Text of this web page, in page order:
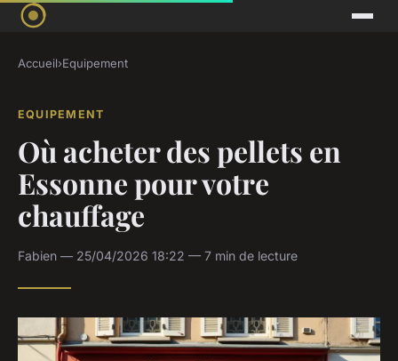
Accueil›Equipement
EQUIPEMENT
Où acheter des pellets en
Essonne pour votre
chauffage
Fabien — 25/04/2026 18:22 — 7 min de lecture